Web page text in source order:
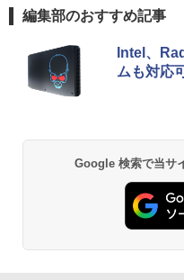
編集部のおすすめ記事
Intel、
ムも対応
Google 検索で当サ